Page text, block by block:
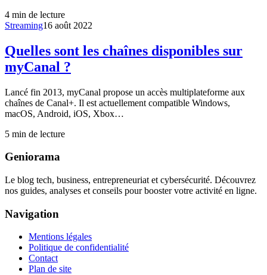
4 min de lecture
Streaming16 août 2022
Quelles sont les chaînes disponibles sur
myCanal ?
Lancé fin 2013, myCanal propose un accès multiplateforme aux
chaînes de Canal+. Il est actuellement compatible Windows,
macOS, Android, iOS, Xbox…
5 min de lecture
Geniorama
Le blog tech, business, entrepreneuriat et cybersécurité. Découvrez
nos guides, analyses et conseils pour booster votre activité en ligne.
Navigation
Mentions légales
Politique de confidentialité
Contact
Plan de site